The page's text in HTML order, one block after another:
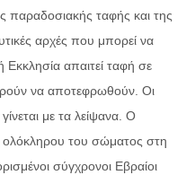
παραδοσιακής ταφής και της
αρχές που μπορεί να
απαιτεί ταφή σε
να αποτεφρωθούν. Οι
με τα λείψανα. Ο
ολόκληρου του σώματος στη
σύγχρονοι Εβραίοι